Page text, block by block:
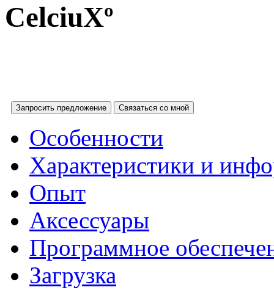
CelciuXº
Запросить предложение Связаться со мной
Особенности
Характеристики и
Опыт
Аксессуары
Программное
Загрузка